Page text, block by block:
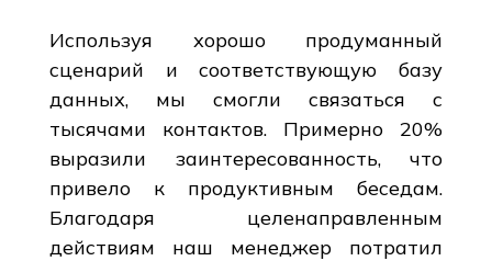
Используя хорошо продуманный
сценарий и соответствующую базу
данных, мы смогли связаться с
тысячами контактов. Примерно 20%
выразили заинтересованность, что
привело к продуктивным беседам.
Благодаря целенаправленным
действиям наш менеджер потратил